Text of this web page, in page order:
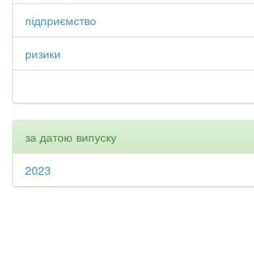
підприємство
ризики
за датою випуску
2023